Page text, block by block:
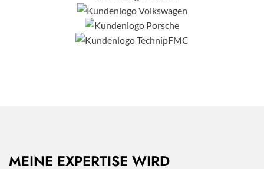
MEINE EXPERTISE WIRD